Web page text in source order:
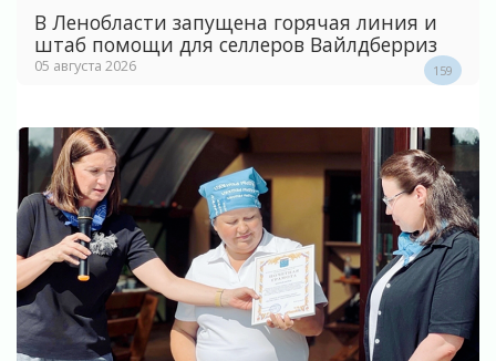
В Ленобласти запущена горячая линия и
штаб помощи для селлеров Вайлдберриз
05 августа 2026 159